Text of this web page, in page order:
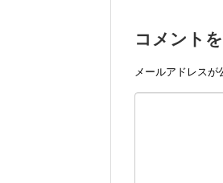
コメント
メールアドレスが